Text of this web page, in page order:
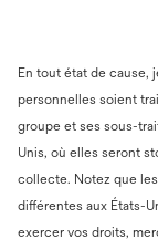
En tout état de cause,
personnelles soient
groupe et ses sous-
Unis, où elles seront
collecte. Notez que
différentes aux États-
exercer vos droits,